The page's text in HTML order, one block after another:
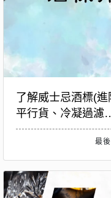
了解威士忌酒標(
平行貨、冷凝過濾
最